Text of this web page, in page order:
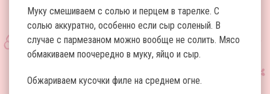
Муку смешиваем с солью и перцем в тарелке. С
солью аккуратно, особенно если сыр соленый. В
случае с пармезаном можно вообще не солить. Мясо
обмакиваем поочередно в муку, яйцо и сыр.
Обжариваем кусочки филе на среднем огне.